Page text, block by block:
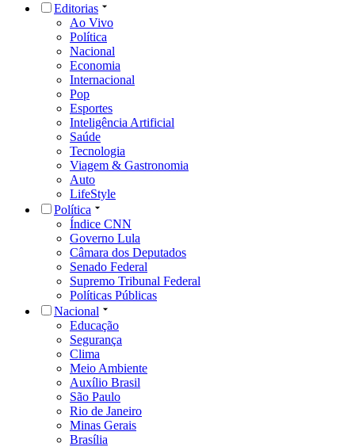
Editorias
Ao Vivo
Política
Nacional
Economia
Internacional
Pop
Esportes
Inteligência Artificial
Saúde
Tecnologia
Viagem & Gastronomia
Auto
LifeStyle
Política
Índice CNN
Governo Lula
Câmara dos Deputados
Senado Federal
Supremo Tribunal Federal
Políticas Públicas
Nacional
Educação
Segurança
Clima
Meio Ambiente
Auxílio Brasil
São Paulo
Rio de Janeiro
Minas Gerais
Brasília